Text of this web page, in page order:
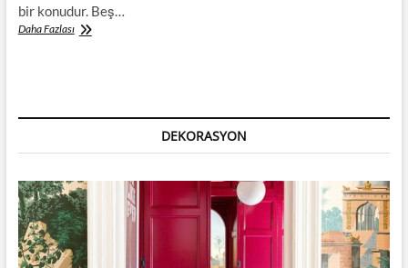
bir konudur. Beş…
Daha FazlasıButik
DEKORASYON